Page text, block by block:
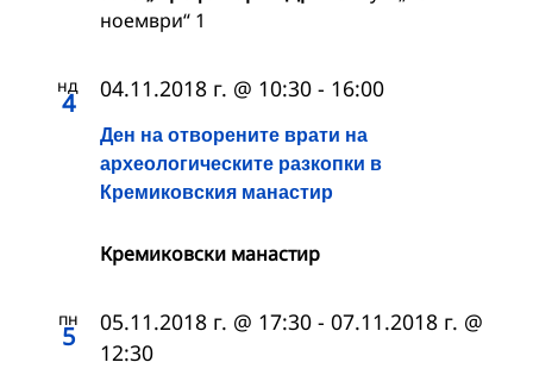
ноември“ 1
нд
4
Ден на отворените врати на
археологическите разкопки в
Кремиковския манастир
04.11.2018 г. @ 10:30 - 16:00
Кремиковски манастир
пн
5 05.11.2018 г. @ 17:30 - 07.11.2018 г. @
12:30